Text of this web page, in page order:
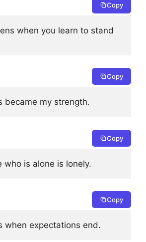
Copy
when you learn to stand
Copy
became my strength.
Copy
who is alone is lonely.
Copy
when expectations end.